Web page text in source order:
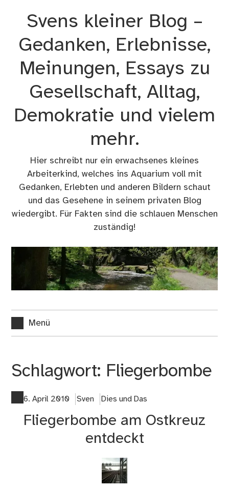
Svens kleiner Blog –
Gedanken, Erlebnisse,
Meinungen, Essays zu
Gesellschaft, Alltag,
Demokratie und vielem
mehr.
Hier schreibt nur ein erwachsenes kleines
Arbeiterkind, welches ins Aquarium voll mit
Gedanken, Erlebten und anderen Bildern schaut
und das Gesehene in seinem privaten Blog
wiedergibt. Für Fakten sind die schlauen Menschen
zuständig!
Menü
Schlagwort: Fliegerbombe
6. April 2010 Sven Dies und Das
Fliegerbombe am Ostkreuz
entdeckt